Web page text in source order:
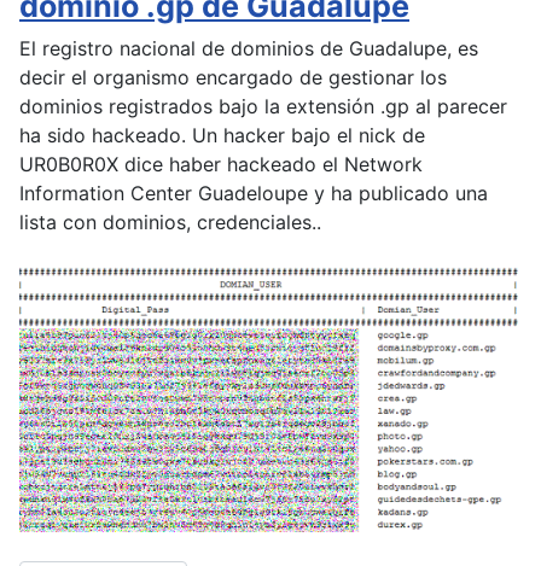
El registro nacional de dominios de Guadalupe, es
decir el organismo encargado de gestionar los
dominios registrados bajo la extensión .gp al parecer
ha sido hackeado. Un hacker bajo el nick de
UR0B0R0X dice haber hackeado el Network
Information Center Guadeloupe y ha publicado una
lista con dominios, credenciales..